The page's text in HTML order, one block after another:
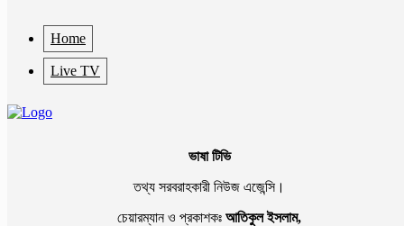
Home
Live TV
ভাষা টিভি
তথ্য সরবরাহকারী নিউজ এজেন্সি।
চেয়ারম্যান ও প্রকাশকঃ আতিকুল ইসলাম,